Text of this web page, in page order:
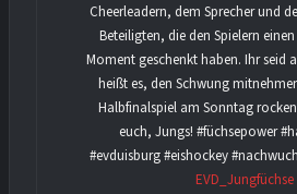
Cheerleadern, dem Sprecher und
Beteiligten, die den Spielern
Moment geschenkt haben. Ihr seid
heißt es, den Schwung
Halbfinalspiel am Sonntag
euch, Jungs! #füchsepower
#evduisburg #eishockey
EVD_Jungfüchse